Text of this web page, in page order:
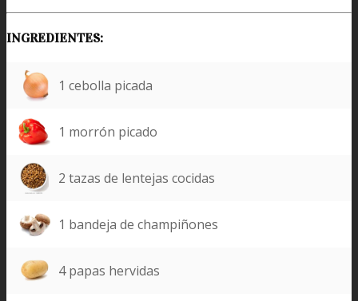
INGREDIENTES:
1 cebolla picada
1 morrón picado
2 tazas de lentejas cocidas
1 bandeja de champiñones
4 papas hervidas